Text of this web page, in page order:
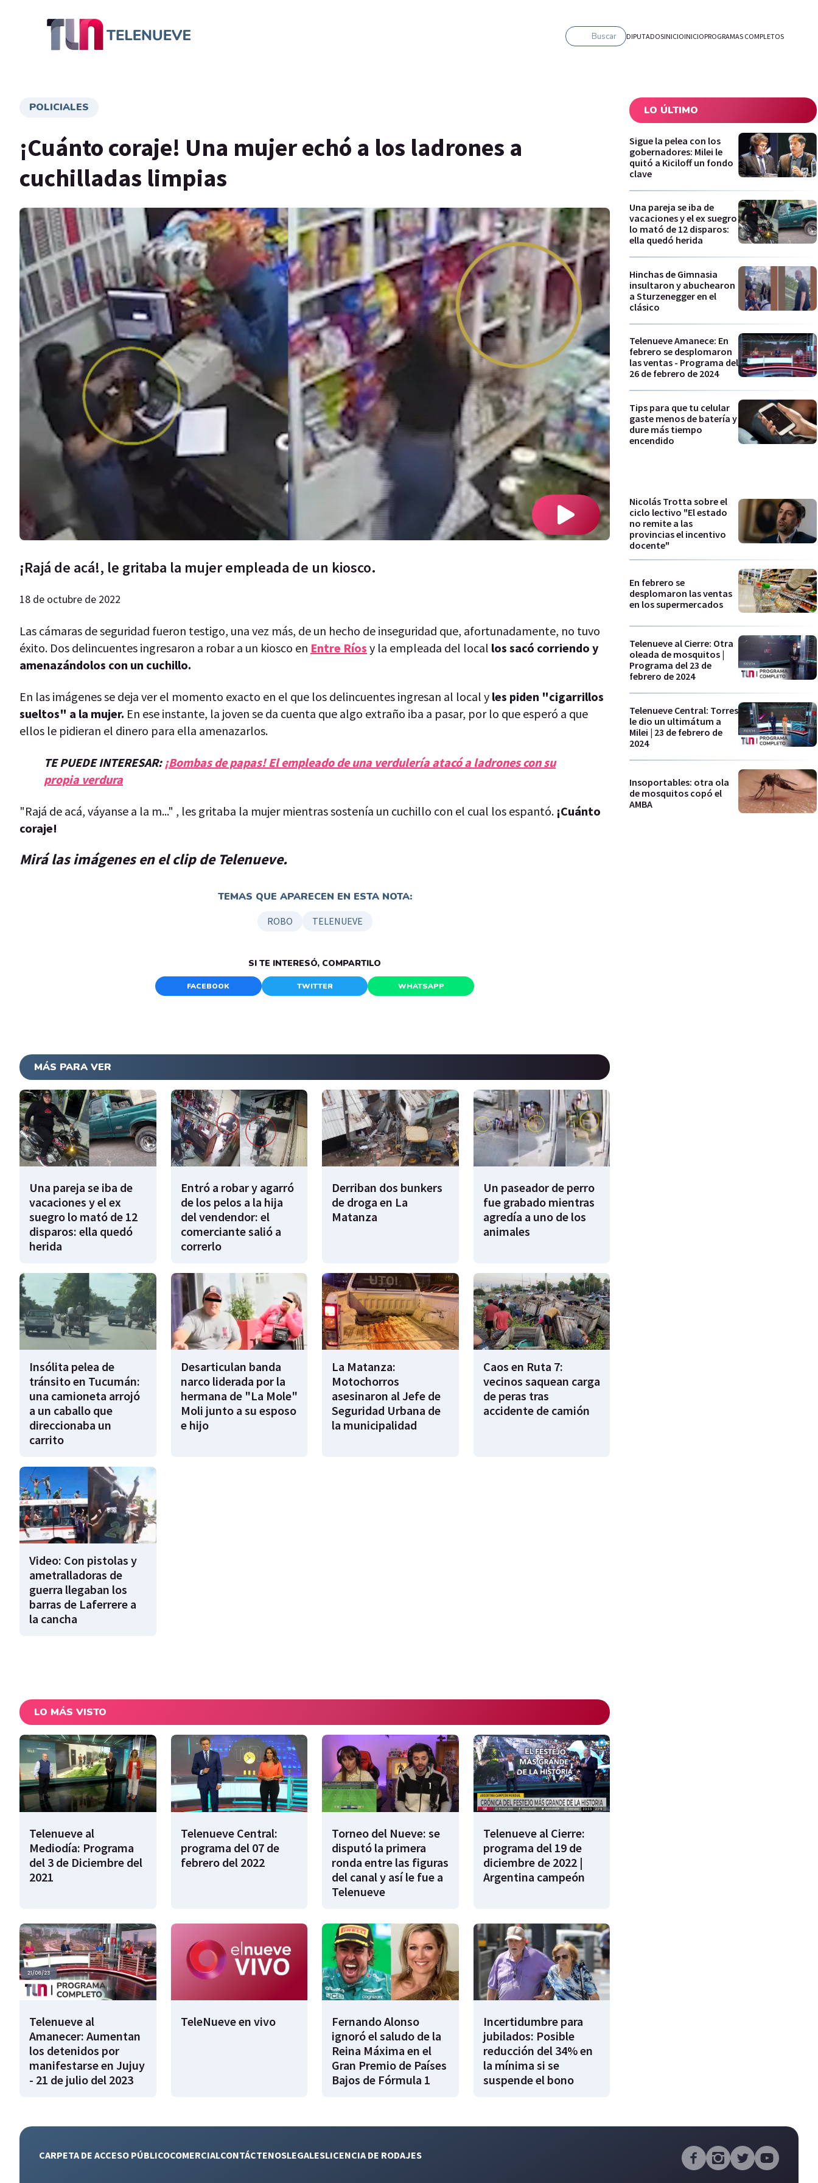
Buscar DIPUTADOSINICIOINICIOPROGRAMAS COMPLETOS
POLICIALES
¡Cuánto coraje! Una mujer echó a los ladrones a
cuchilladas limpias
¡Rajá de acá!, le gritaba la mujer empleada de un kiosco.
18 de octubre de 2022
Las cámaras de seguridad fueron testigo, una vez más, de un hecho de inseguridad que, afortunadamente, no tuvo
éxito. Dos delincuentes ingresaron a robar a un kiosco en Entre Ríos y la empleada del local los sacó corriendo y
amenazándolos con un cuchillo.
En las imágenes se deja ver el momento exacto en el que los delincuentes ingresan al local y les piden "cigarrillos
sueltos" a la mujer. En ese instante, la joven se da cuenta que algo extraño iba a pasar, por lo que esperó a que
ellos le pidieran el dinero para ella amenazarlos.
TE PUEDE INTERESAR: ¡Bombas de papas! El empleado de una verdulería atacó a ladrones con su
propia verdura
"Rajá de acá, váyanse a la m..." , les gritaba la mujer mientras sostenía un cuchillo con el cual los espantó. ¡Cuánto
coraje!
Mirá las imágenes en el clip de Telenueve.
TEMAS QUE APARECEN EN ESTA NOTA:
ROBO TELENUEVE
SI TE INTERESÓ, COMPARTILO
FACEBOOK TWITTER WHATSAPP
MÁS PARA VER
Una pareja se iba de
vacaciones y el ex
suegro lo mató de 12
disparos: ella quedó
herida
Entró a robar y agarró
de los pelos a la hija
del vendendor: el
comerciante salió a
correrlo
Derriban dos bunkers
de droga en La
Matanza
Un paseador de perro
fue grabado mientras
agredía a uno de los
animales
Insólita pelea de
tránsito en Tucumán:
una camioneta arrojó
a un caballo que
direccionaba un
carrito
Desarticulan banda
narco liderada por la
hermana de "La Mole"
Moli junto a su esposo
e hijo
La Matanza:
Motochorros
asesinaron al Jefe de
Seguridad Urbana de
la municipalidad
Caos en Ruta 7:
vecinos saquean carga
de peras tras
accidente de camión
Video: Con pistolas y
ametralladoras de
guerra llegaban los
barras de Laferrere a
la cancha
LO MÁS VISTO
Telenueve al
Mediodía: Programa
del 3 de Diciembre del
2021
Telenueve Central:
programa del 07 de
febrero del 2022
Torneo del Nueve: se
disputó la primera
ronda entre las figuras
del canal y así le fue a
Telenueve
Telenueve al Cierre:
programa del 19 de
diciembre de 2022 |
Argentina campeón
Telenueve al
Amanecer: Aumentan
los detenidos por
manifestarse en Jujuy
- 21 de julio del 2023
TeleNueve en vivo
Fernando Alonso
ignoró el saludo de la
Reina Máxima en el
Gran Premio de Países
Bajos de Fórmula 1
Incertidumbre para
jubilados: Posible
reducción del 34% en
la mínima si se
suspende el bono
LO ÚLTIMO
Sigue la pelea con los
gobernadores: Milei le
quitó a Kiciloff un fondo
clave
Una pareja se iba de
vacaciones y el ex suegro
lo mató de 12 disparos:
ella quedó herida
Hinchas de Gimnasia
insultaron y abuchearon
a Sturzenegger en el
clásico
Telenueve Amanece: En
febrero se desplomaron
las ventas - Programa del
26 de febrero de 2024
Tips para que tu celular
gaste menos de batería y
dure más tiempo
encendido
Nicolás Trotta sobre el
ciclo lectivo "El estado
no remite a las
provincias el incentivo
docente"
En febrero se
desplomaron las ventas
en los supermercados
Telenueve al Cierre: Otra
oleada de mosquitos |
Programa del 23 de
febrero de 2024
Telenueve Central: Torres
le dio un ultimátum a
Milei | 23 de febrero de
2024
Insoportables: otra ola
de mosquitos copó el
AMBA
CARPETA DE ACCESO PÚBLICOCOMERCIALCONTÁCTENOSLEGALESLICENCIA DE RODAJES